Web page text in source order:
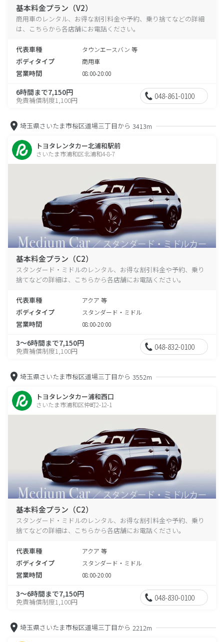
基本料金プラン（V2）
商用車のレンタル、お得な割引料金や予約、乗り捨てなどの詳細
は、こちらから各店舗にお電話ください。
代表車種 タウンエースバン 等
ボディタイプ 商用車
営業時間 08:00-20:00
6時間まで7,150円
免責補償制度1,100円 048-861-0100
埼玉県さいたま市桜区道場三丁目から 3413m
トヨタレンタカー北浦和駅前
さいたま市浦和区北浦和4-8-7
基本料金プラン（C2）
スタンダード・ミドルのレンタル、お得な割引料金や予約、乗り
捨てなどの詳細は、こちらから各店舗にお電話ください。
代表車種 アクア 等
ボディタイプ スタンダード・ミドル
営業時間 08:00-20:00
3～6時間まで7,150円
免責補償制度1,100円 048-832-0100
埼玉県さいたま市桜区道場三丁目から 3552m
トヨタレンタカー浦和西口
さいたま市浦和区仲町2-12-1
基本料金プラン（C2）
スタンダード・ミドルのレンタル、お得な割引料金や予約、乗り
捨てなどの詳細は、こちらから各店舗にお電話ください。
代表車種 アクア 等
ボディタイプ スタンダード・ミドル
営業時間 08:00-20:00
3～6時間まで7,150円
免責補償制度1,100円 048-830-0100
埼玉県さいたま市桜区道場三丁目から 2212m